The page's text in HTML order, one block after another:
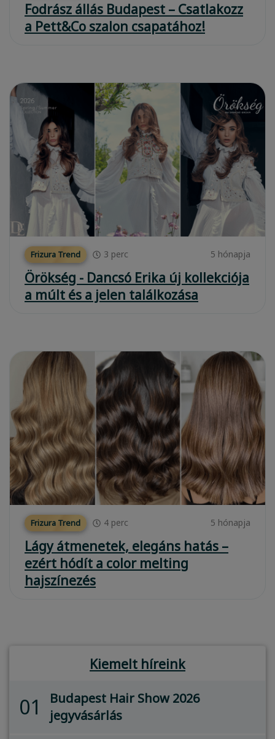
Fodrász állás Budapest – Csatlakozz
a Pett&Co szalon csapatához!
Frizura Trend 3 perc 5 hónapja
Örökség - Dancsó Erika új kollekciója
a múlt és a jelen találkozása
Frizura Trend 4 perc 5 hónapja
Lágy átmenetek, elegáns hatás –
ezért hódít a color melting
hajszínezés
Kiemelt híreink
01
Budapest Hair Show 2026
jegyvásárlás